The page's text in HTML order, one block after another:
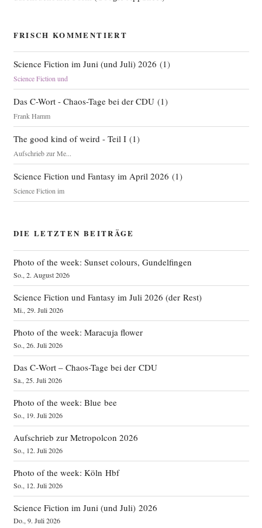
FRISCH KOMMENTIERT
Science Fiction im Juni (und Juli) 2026 (1)
Science Fiction und
Das C-Wort - Chaos-Tage bei der CDU(1)
Frank Hamm
The good kind of weird - Teil I(1)
Aufschrieb zur Me...
Science Fiction und Fantasy im April 2026 (1)
Science Fiction im
DIE LETZTEN BEITRÄGE
Photo of the week: Sunset colours, Gundelfingen
So., 2. August 2026
Science Fiction und Fantasy im Juli 2026 (der Rest)
Mi., 29. Juli 2026
Photo of the week: Maracuja flower
So., 26. Juli 2026
Das C‑Wort – Chaos-Tage bei der CDU
Sa., 25. Juli 2026
Photo of the week: Blue bee
So., 19. Juli 2026
Aufschrieb zur Metropolcon 2026
So., 12. Juli 2026
Photo of the week: Köln Hbf
So., 12. Juli 2026
Science Fiction im Juni (und Juli) 2026
Do., 9. Juli 2026